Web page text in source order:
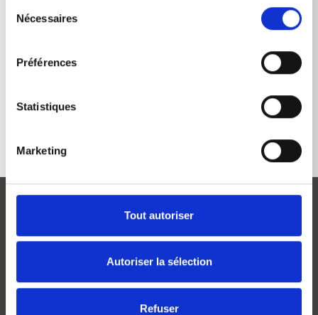
Nécessaires
Préférences
Statistiques
Marketing
Tout autoriser
Autoriser la sélection
Refuser